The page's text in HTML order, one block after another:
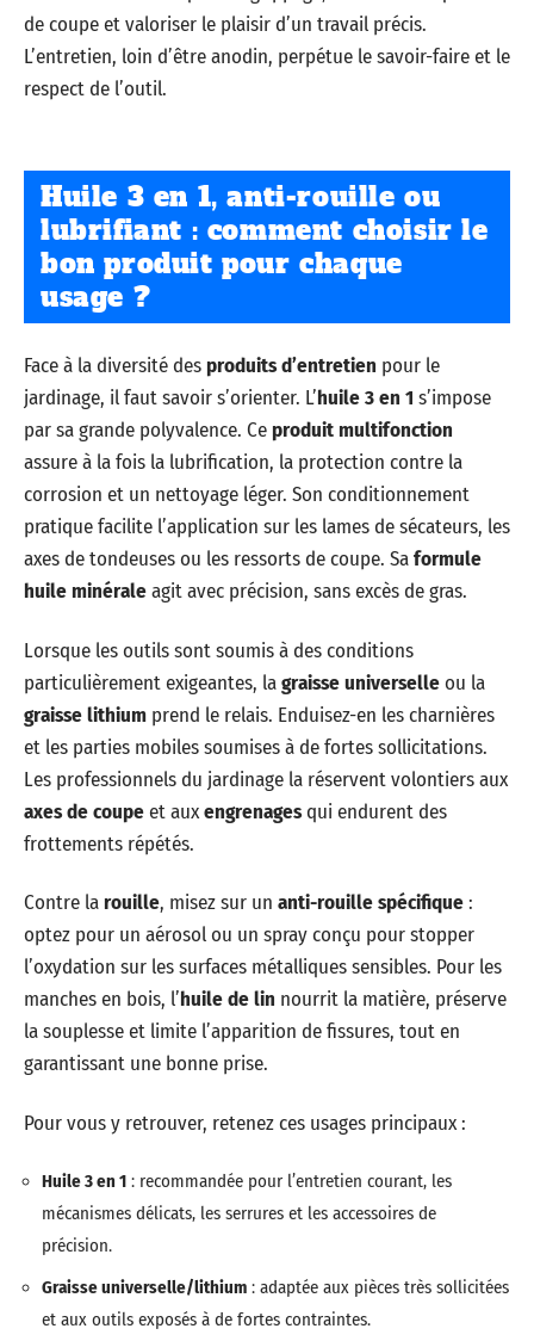
de coupe et valoriser le plaisir d’un travail précis.
L’entretien, loin d’être anodin, perpétue le savoir-faire et le
respect de l’outil.
Huile 3 en 1, anti-rouille ou
lubrifiant : comment choisir le
bon produit pour chaque
usage ?
Face à la diversité desproduits d’entretien pour le
jardinage, il faut savoir s’orienter. L’huile 3 en 1 s’impose
par sa grande polyvalence. Ceproduit multifonction
assure à la fois la lubrification, la protection contre la
corrosion et un nettoyage léger. Son conditionnement
pratique facilite l’application sur les lames de sécateurs, les
axes de tondeuses ou les ressorts de coupe. Saformule
huile minéraleagit avec précision, sans excès de gras.
Lorsque les outils sont soumis à des conditions
particulièrement exigeantes, lagraisse universelleou la
graisse lithium prend le relais. Enduisez-en les charnières
et les parties mobiles soumises à de fortes sollicitations.
Les professionnels du jardinage la réservent volontiers aux
axes de coupeet auxengrenagesqui endurent des
frottements répétés.
Contre larouille, misez sur un anti-rouille spécifique:
optez pour un aérosol ou un spray conçu pour stopper
l’oxydation sur les surfaces métalliques sensibles. Pour les
manches en bois, l’huile de lin nourrit la matière, préserve
la souplesse et limite l’apparition de fissures, tout en
garantissant une bonne prise.
Pour vous y retrouver, retenez ces usages principaux :
Huile 3 en 1 : recommandée pour l’entretien courant, les
mécanismes délicats, les serrures et les accessoires de
précision.
Graisse universelle/lithium : adaptée aux pièces très sollicitées
et aux outils exposés à de fortes contraintes.